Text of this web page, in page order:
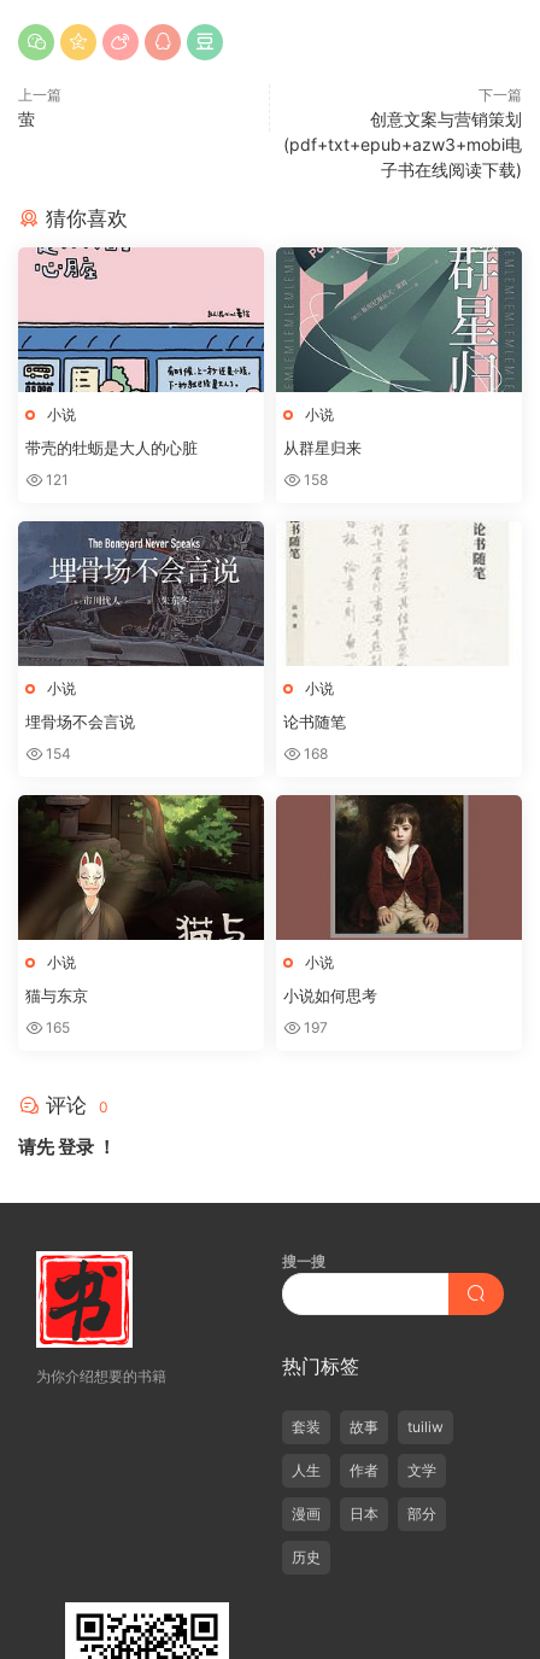
上一篇
萤
下一篇
创意文案与营销策划
(pdf+txt+epub+azw3+mobi电
子书在线阅读下载)
猜你喜欢
小说
带壳的牡蛎是大人的心脏
121
小说
从群星归来
158
小说
埋骨场不会言说
154
小说
论书随笔
168
小说
猫与东京
165
小说
小说如何思考
197
评论 0
请先登录 ！
为你介绍想要的书籍
搜一搜
热门标签
套装 故事 tuiliw
人生 作者 文学
漫画 日本 部分
历史